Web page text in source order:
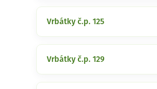
Vrbátky č.p. 125
Vrbátky č.p. 129